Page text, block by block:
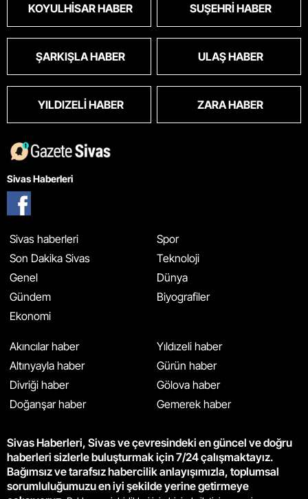
KOYULHISAR HABER SUŞEHRI HABER
ŞARKIŞLA HABER ULAŞ HABER
YILDIZELI HABER ZARA HABER
Sivas Haberleri
Sivas haberleri
Son Dakika Sivas
Genel
Gündem
Ekonomi
Spor
Teknoloji
Dünya
Biyografiler
Akıncılar haber
Altınyayla haber
Divriği haber
Doğanşar haber
Yıldızeli haber
Gürün haber
Gölova haber
Gemerek haber
Sivas Haberleri, Sivas ve çevresindeki en güncel ve doğru
haberleri sizlerle buluşturmak için 7/24 çalışmaktayız.
Bağımsız ve tarafsız habercilik anlayışımızla, toplumsal
sorumluluğumuzu en iyi şekilde yerine getirmeye